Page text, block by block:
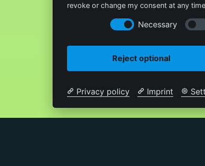
revoke or change my consent at any
Necessary
Reject optional
Privacy policy Imprint